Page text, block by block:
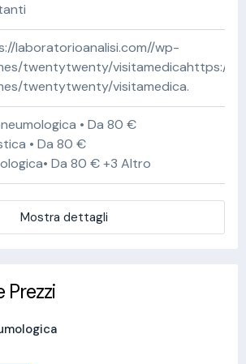
laboratorioanalisi.com//wp-
twentytwenty/visitamedicahttps://
twentytwenty/visitamedica.
• Da 80 €
• Da 80 €
Da 80 € +3 Altro
Mostra dettagli
Prezzi